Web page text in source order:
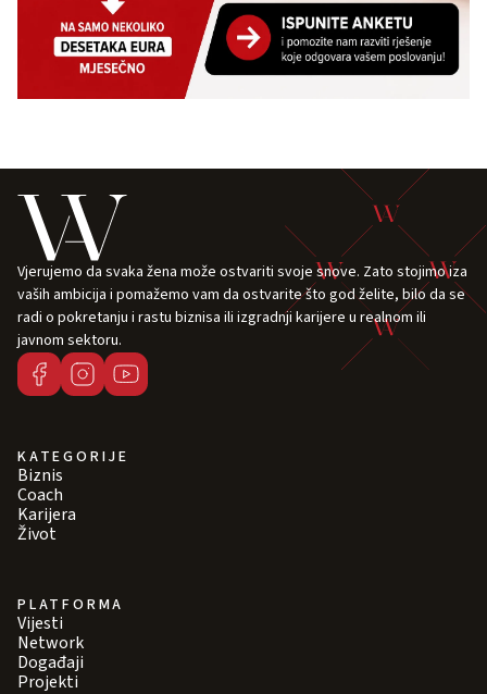
Vjerujemo da svaka žena može ostvariti svoje snove. Zato stojimo iza
vaših ambicija i pomažemo vam da ostvarite što god želite, bilo da se
radi o pokretanju i rastu biznisa ili izgradnji karijere u realnom ili
javnom sektoru.
KATEGORIJE
Biznis
Coach
Karijera
Život
PLATFORMA
Vijesti
Network
Događaji
Projekti